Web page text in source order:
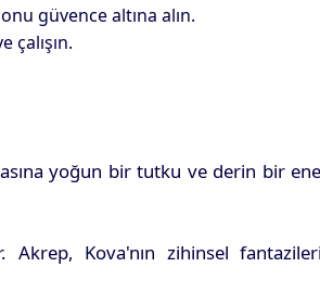
güvence altına alın.
çalışın.
yoğun bir tutku ve derin bir
Akrep, Kova'nın zihinsel